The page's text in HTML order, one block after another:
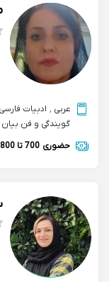
عربی , ادبیات فارسی
گویندگی و فن بیان
حضوری 700 تا 800 هزارتومان